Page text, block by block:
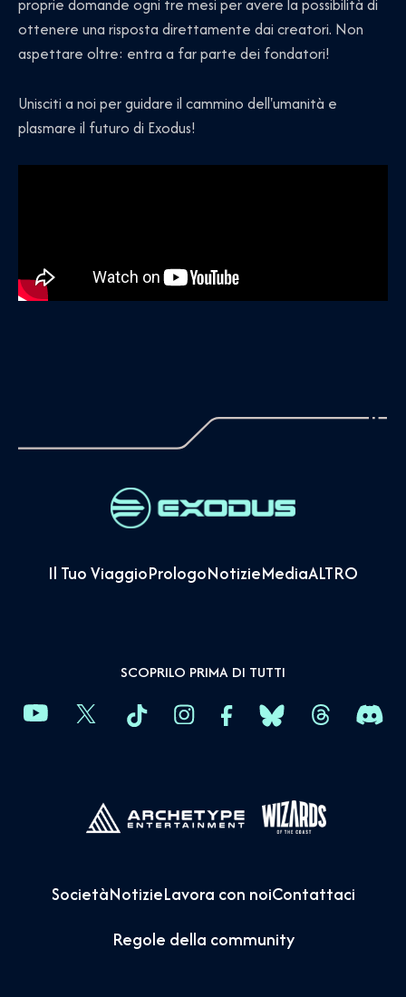
proprie domande ogni tre mesi per avere la possibilità di
ottenere una risposta direttamente dai creatori. Non
aspettare oltre: entra a far parte dei fondatori!
Unisciti a noi per guidare il cammino dell'umanità e
plasmare il futuro di Exodus!
Il Tuo ViaggioPrologoNotizieMediaALTRO
SCOPRILO PRIMA DI TUTTI
SocietàNotizieLavora con noiContattaci
Regole della community